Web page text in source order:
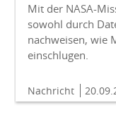
Mit der NASA-
sowohl durch
nachweisen, wie
einschlugen.
Nachricht